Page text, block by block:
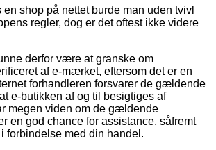
shop på nettet burde man uden tvivl
regler, dog er det oftest ikke videre
derfor være at granske om
af e-mærket, eftersom det er en
forhandleren forsvarer de gældende
e-butikken af og til besigtiges af
megen viden om de gældende
en god chance for assistance, såfremt
forbindelse med din handel.